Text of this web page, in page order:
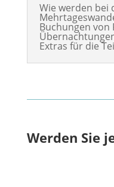
Wie werden bei
Buchungen von
Extras für die
Werden Sie